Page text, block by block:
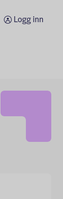
Logg inn